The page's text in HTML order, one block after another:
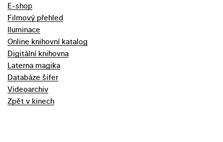
E-shop
Filmový přehled
Iluminace
Online knihovní katalog
Digitální knihovna
Laterna magika
Databáze šifer
Videoarchiv
Zpět v kinech